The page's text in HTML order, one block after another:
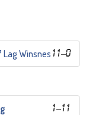
11–0
Lag Winsnes
1–11